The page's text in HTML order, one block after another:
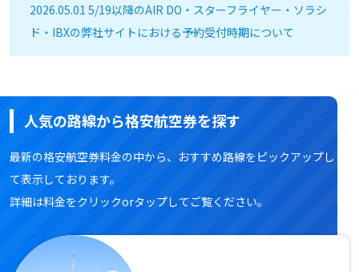
2026.05.01 5/19以降のAIR DO・スターフライヤー・ソラシ
ド・IBXの弊社サイトにおける予約受付時期について
人気の路線から格安航空券を探す
最新の格安航空券料金の中から、おすすめ路線をピックアップし
て表示しております。
詳細は料金をクリックorタップしてご覧ください。